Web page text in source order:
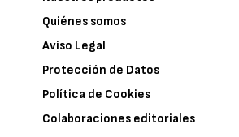
Quiénes somos
Aviso Legal
Protección de Datos
Política de Cookies
Colaboraciones editoriales